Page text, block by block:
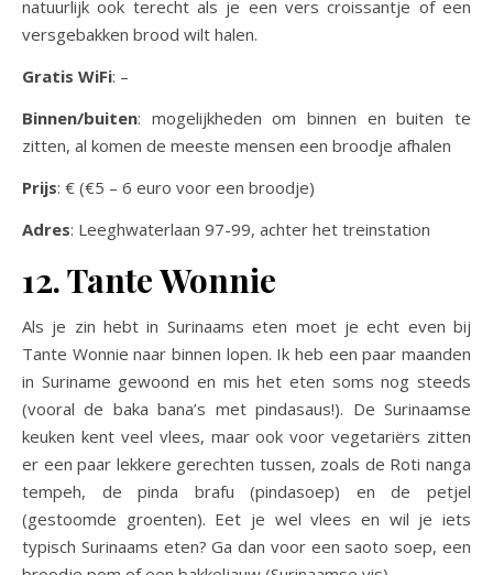
natuurlijk ook terecht als je een vers croissantje of een
versgebakken brood wilt halen.
Gratis WiFi: –
Binnen/buiten: mogelijkheden om binnen en buiten te
zitten, al komen de meeste mensen een broodje afhalen
Prijs: € (€5 – 6 euro voor een broodje)
Adres: Leeghwaterlaan 97-99, achter het treinstation
12. Tante Wonnie
Als je zin hebt in Surinaams eten moet je echt even bij
Tante Wonnie naar binnen lopen. Ik heb een paar maanden
in Suriname gewoond en mis het eten soms nog steeds
(vooral de baka bana’s met pindasaus!). De Surinaamse
keuken kent veel vlees, maar ook voor vegetariërs zitten
er een paar lekkere gerechten tussen, zoals de Roti nanga
tempeh, de pinda brafu (pindasoep) en de petjel
(gestoomde groenten). Eet je wel vlees en wil je iets
typisch Surinaams eten? Ga dan voor een saoto soep, een